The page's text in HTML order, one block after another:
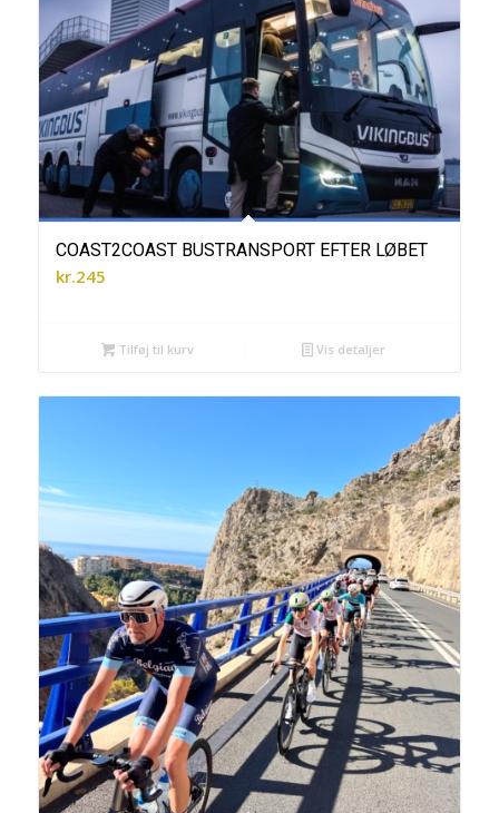
COAST2COAST BUSTRANSPORT EFTER LØBET
kr.245
Tilføj til kurv Vis detaljer